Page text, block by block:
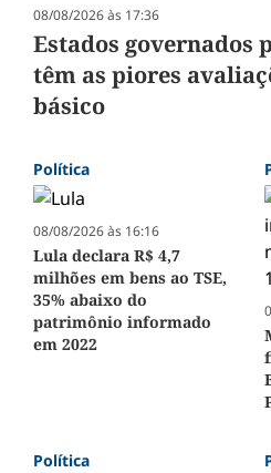
08/08/2026 às 17:36
Estados governados
têm as piores
básico
Política
08/08/2026 às 16:16
Lula declara R$ 4,7
milhões em bens ao TSE,
35% abaixo do
patrimônio informado
em 2022
Política